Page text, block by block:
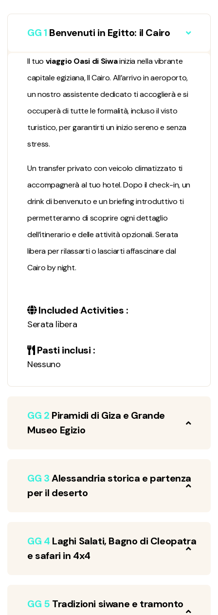
GG 1 Benvenuti in Egitto: il Cairo
Il tuo viaggio Oasi di Siwainizia nella vibrante
capitale egiziana, Il Cairo. All’arrivo in aeroporto,
un nostro assistente dedicato ti accoglierà e si
occuperà di tutte le formalità, incluso il visto
turistico, per garantirti un inizio sereno e senza
stress.
Un transfer privato con veicolo climatizzato ti
accompagnerà al tuo hotel. Dopo il check-in, un
drink di benvenuto e un briefing introduttivo ti
permetteranno di scoprire ogni dettaglio
dell’itinerario e delle attività opzionali. Serata
libera per rilassarti o lasciarti affascinare dal
Cairo by night.
Included Activities :
Serata libera
Pasti inclusi :
Nessuno
GG 2 Piramidi di Giza e Grande
Museo Egizio
GG 3Alessandria storica e partenza
per il deserto
GG 4 Laghi Salati, Bagno di Cleopatra
e safari in 4x4
GG 5 Tradizioni siwane e tramonto